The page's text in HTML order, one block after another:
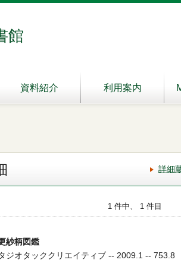
館
資料紹介 利用案内
詳細
1 件中、 1 件目
紗柄図鑑
ジオタッククリエイティブ -- 2009.1 -- 753.8